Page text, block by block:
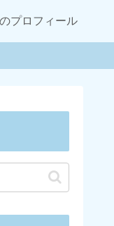
プロフィール